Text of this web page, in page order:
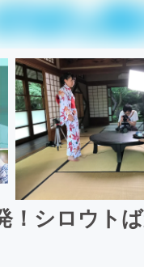
！シロウト